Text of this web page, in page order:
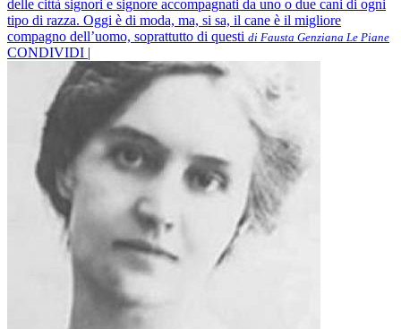
delle città signori e signore accompagnati da uno o due cani di ogni
tipo di razza. Oggi è di moda, ma, si sa, il cane è il migliore
compagno dell’uomo, soprattutto di questi di Fausta Genziana Le Piane
CONDIVIDI |